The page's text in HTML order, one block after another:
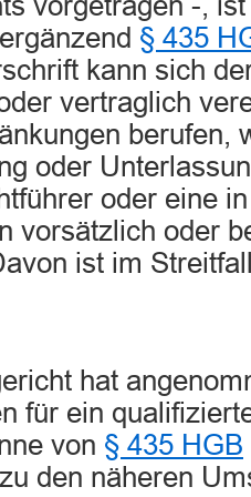
§ 435
kann sich
vertraglich
berufen,
oder
oder eine
vorsätzlich oder
ist im
hat
für ein
von § 435 HGB
den näheren